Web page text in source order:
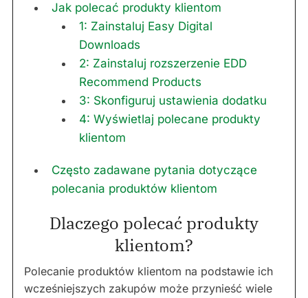
Jak polecać produkty klientom
1: Zainstaluj Easy Digital
Downloads
2: Zainstaluj rozszerzenie EDD
Recommend Products
3: Skonfiguruj ustawienia dodatku
4: Wyświetlaj polecane produkty
klientom
Często zadawane pytania dotyczące
polecania produktów klientom
Dlaczego polecać produkty
klientom?
Polecanie produktów klientom na podstawie ich
wcześniejszych zakupów może przynieść wiele